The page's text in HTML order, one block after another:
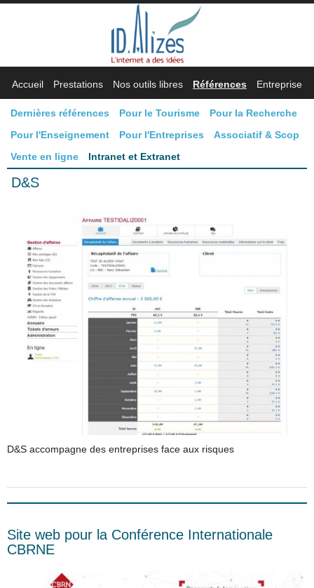
Accueil Prestations Nos outils libres Références Entreprise
Dernières références Pour le Tourisme
Pour la Recherche
Pour l'Enseignement
Pour l'Entreprises
Associatif & Scop
Vente en ligne
Intranet et Extranet
D&S
D&S accompagne des entreprises face aux risques
Site web pour la Conférence Internationale
CBRNE